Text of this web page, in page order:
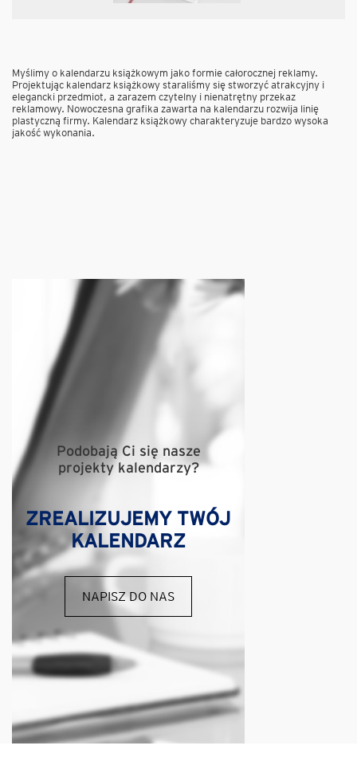
Myślimy o kalendarzu książkowym jako formie całorocznej reklamy.
Projektując kalendarz książkowy staraliśmy się stworzyć atrakcyjny i
elegancki przedmiot, a zarazem czytelny i nienatrętny przekaz
reklamowy. Nowoczesna grafika zawarta na kalendarzu rozwija linię
plastyczną firmy. Kalendarz książkowy charakteryzuje bardzo wysoka
jakość wykonania.
Podobają Ci się nasze
projekty kalendarzy?
ZREALIZUJEMY TWÓJ
KALENDARZ
NAPISZ DO NAS